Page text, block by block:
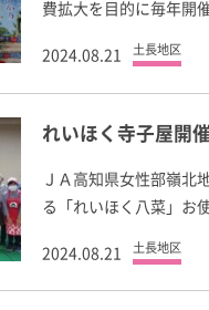
費拡大を目的に毎年開
2024.08.21 土長地区
れいほく寺子屋開催
ＪＡ高知県女性部嶺北
る「れいほく八菜」お
2024.08.21 土長地区